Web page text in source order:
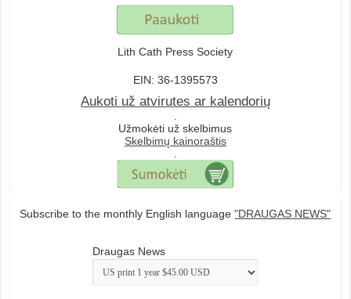
Lith Cath Press Society
EIN: 36-1395573
Aukoti už atvirutes ar kalendorių
.
Užmokėti už skelbimus
Skelbimų kainoraštis
.
Subscribe to the monthly English language"DRAUGAS NEWS"
Draugas News